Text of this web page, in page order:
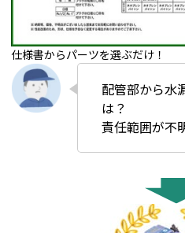
仕様書からパーツを選ぶだけ！
配管部から水
は？
責任範囲が不